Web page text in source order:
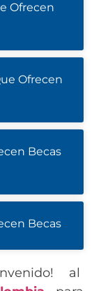
Ofrecen
Ofrecen
Becas
Becas
al